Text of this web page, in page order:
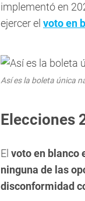
implementó en
ejercer el voto en
Así es la boleta única
Elecciones
El voto en blanco
ninguna de las
disconformidad